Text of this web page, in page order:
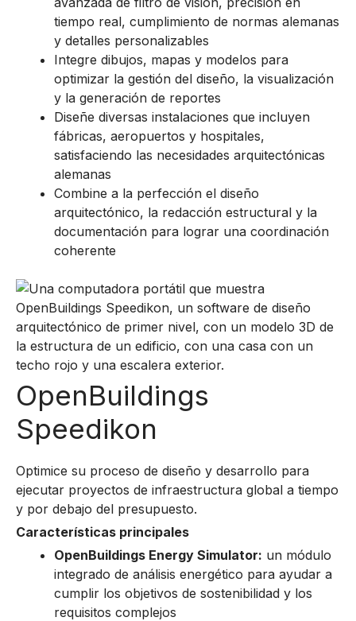
tiempo real, cumplimiento de normas alemanas
y detalles personalizables
Integre dibujos, mapas y modelos para
optimizar la gestión del diseño, la visualización
y la generación de reportes
Diseñe diversas instalaciones que incluyen
fábricas, aeropuertos y hospitales,
satisfaciendo las necesidades arquitectónicas
alemanas
Combine a la perfección el diseño
arquitectónico, la redacción estructural y la
documentación para lograr una coordinación
coherente
OpenBuildings
Speedikon
Optimice su proceso de diseño y desarrollo para
ejecutar proyectos de infraestructura global a tiempo
y por debajo del presupuesto.
Características principales
OpenBuildings Energy Simulator: un módulo
integrado de análisis energético para ayudar a
cumplir los objetivos de sostenibilidad y los
requisitos complejos